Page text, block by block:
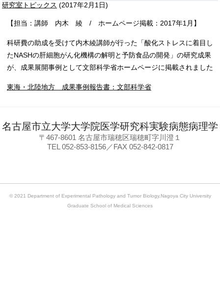
研究室トピックス (2017年2月1日)
【担当：講師 内木 綾 / ホームページ掲載：2017年1月】
科研費の助成を受けて内木綾講師が行った「酸化ストレスに着目し
たNASHの肝細胞がん化機構の解明と予防食品の開発」の研究成果
が、成果展開事例として文部科学省ホームページに掲載されました
東海・北陸地方 成果事例報告書：文部科学省
名古屋市立大学大学院医学研究科実験病態病理学
〒467-8601 名古屋市瑞穂区瑞穂町字川澄１
TEL 052-853-8156／FAX 052-842-0817
© 2021 Department of Experimental Pathology and Tumor Biology,Nagoya City University
Graduate School of Medical Sciences